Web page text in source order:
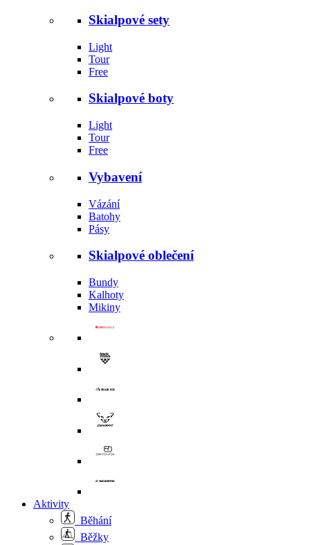
Skialpové sety
Light
Tour
Free
Skialpové boty
Light
Tour
Free
Vybavení
Vázání
Batohy
Pásy
Skialpové oblečení
Bundy
Kalhoty
Mikiny
Aktivity
Běhání
Běžky